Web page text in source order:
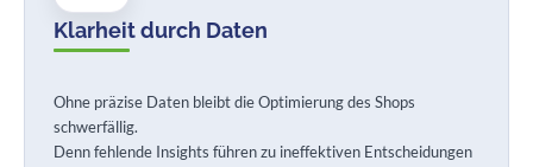
Klarheit durch Daten
Ohne präzise Daten bleibt die Optimierung des Shops
schwerfällig.
Denn fehlende Insights führen zu ineffektiven Entscheidungen